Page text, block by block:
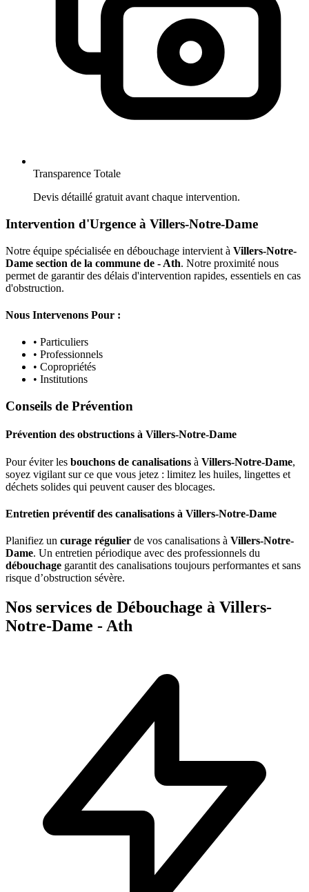
Transparence Totale
Devis détaillé gratuit avant chaque intervention.
Intervention d'Urgence à Villers-Notre-Dame
Notre équipe spécialisée en débouchage intervient à Villers-Notre-
Dame section de la commune de - Ath. Notre proximité nous
permet de garantir des délais d'intervention rapides, essentiels en cas
d'obstruction.
Nous Intervenons Pour :
• Particuliers
• Professionnels
• Copropriétés
• Institutions
Conseils de Prévention
Prévention des obstructions à Villers-Notre-Dame
Pour éviter les bouchons de canalisations à Villers-Notre-Dame,
soyez vigilant sur ce que vous jetez : limitez les huiles, lingettes et
déchets solides qui peuvent causer des blocages.
Entretien préventif des canalisations à Villers-Notre-Dame
Planifiez un curage régulier de vos canalisations à Villers-Notre-
Dame. Un entretien périodique avec des professionnels du
débouchage garantit des canalisations toujours performantes et sans
risque d’obstruction sévère.
Nos services de Débouchage à Villers-
Notre-Dame - Ath